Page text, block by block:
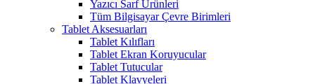
Yazıcı Sarf Ürünleri
Tüm Bilgisayar Çevre Birimleri
Tablet Aksesuarları
Tablet Kılıfları
Tablet Ekran Koruyucular
Tablet Tutucular
Tablet Klavyeleri